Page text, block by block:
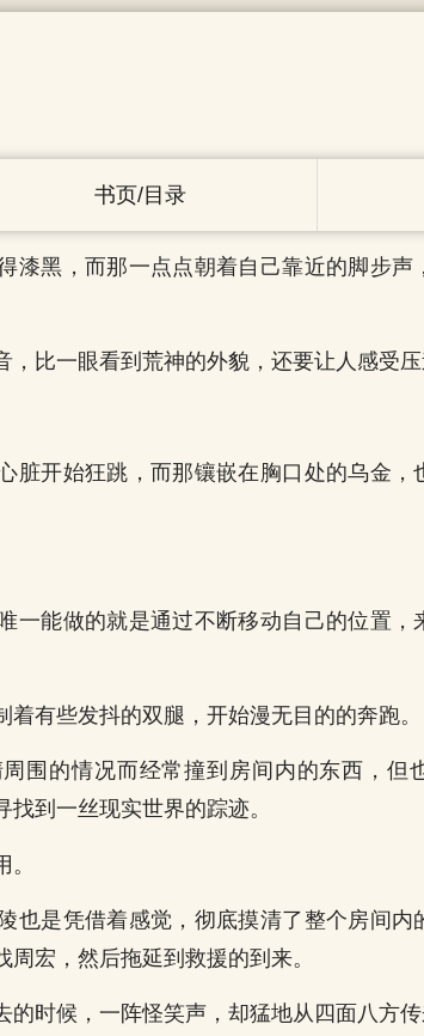
书页/目录
漆黑，而那一点点朝着自己靠近的脚步声
比一眼看到荒神的外貌，还要让人感受压
脏开始狂跳，而那镶嵌在胸口处的乌金，
一能做的就是通过不断移动自己的位置，
有些发抖的双腿，开始漫无目的的奔跑。
围的情况而经常撞到房间内的东西，但
到一丝现实世界的踪迹。
也是凭借着感觉，彻底摸清了整个房间内
宏，然后拖延到救援的到来。
时候，一阵怪笑声，却猛地从四面八方传